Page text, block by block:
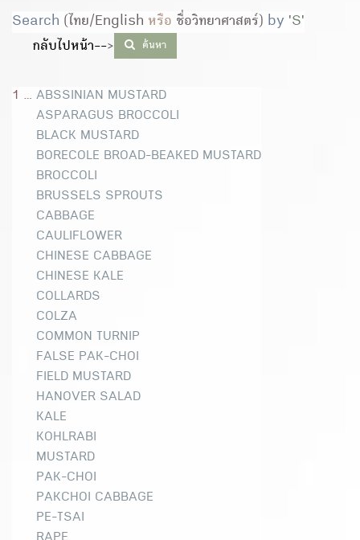
Search (ไทย/English หรือ ชื่อวิทยาศาสตร์) by 'S'
กลับไปหน้า--> ค้นหา
1 ... ABSSINIAN MUSTARD
ASPARAGUS BROCCOLI
BLACK MUSTARD
BORECOLE BROAD-BEAKED MUSTARD
BROCCOLI
BRUSSELS SPROUTS
CABBAGE
CAULIFLOWER
CHINESE CABBAGE
CHINESE KALE
COLLARDS
COLZA
COMMON TURNIP
FALSE PAK-CHOI
FIELD MUSTARD
HANOVER SALAD
KALE
KOHLRABI
MUSTARD
PAK-CHOI
PAKCHOI CABBAGE
PE-TSAI